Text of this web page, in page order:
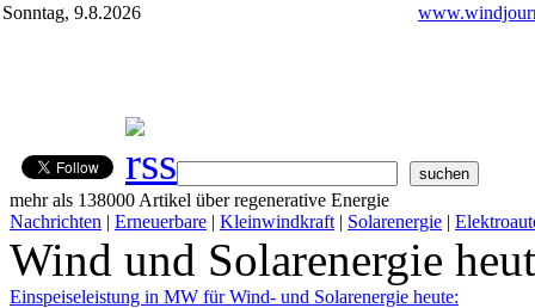
Sonntag, 9.8.2026
mehr als 138000 Artikel über regenerative Energie
Nachrichten | Erneuerbare | Kleinwindkraft | Solarenergie |
Wind und Solarenergie
Einspeiseleistung in MW für Wind- und Solarenergie heute: